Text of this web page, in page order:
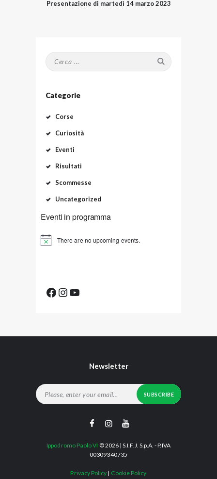
Presentazione di martedì 14 marzo 2023
Ricerca
per:
Categorie
Corse
Curiosità
Eventi
Risultati
Scommesse
Uncategorized
Eventi in programma
There are no upcoming events.
Facebook
Instagram
YouTube
Newsletter
Ippodromo Paolo VI © 2026 | S.I.F.J. S.p.A. - P.IVA
00309340735
Privacy Policy | Cookie Policy